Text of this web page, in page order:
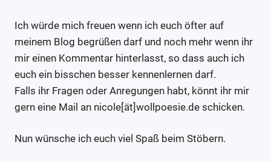
Ich würde mich freuen wenn ich euch öfter auf
meinem Blog begrüßen darf und noch mehr wenn ihr
mir einen Kommentar hinterlasst, so dass auch ich
euch ein bisschen besser kennenlernen darf.
Falls ihr Fragen oder Anregungen habt, könnt ihr mir
gern eine Mail an nicole[ät]wollpoesie.de schicken.
Nun wünsche ich euch viel Spaß beim Stöbern.